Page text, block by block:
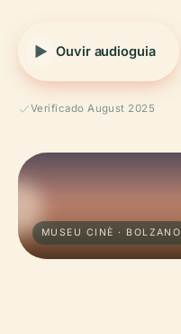
Ouvir audioguia
Verificado August 2025
MUSEU CINÈ · BOLZANO